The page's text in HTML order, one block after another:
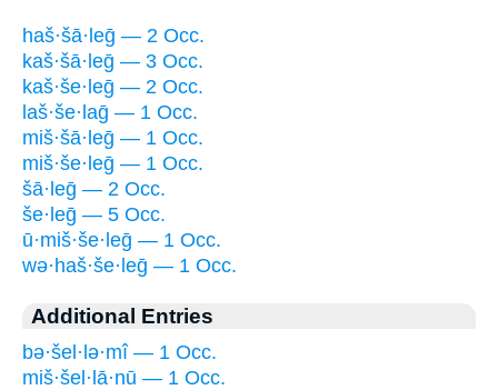
haš·šā·leḡ — 2 Occ.
kaš·šā·leḡ — 3 Occ.
kaš·še·leḡ — 2 Occ.
laš·še·laḡ — 1 Occ.
miš·šā·leḡ — 1 Occ.
miš·še·leḡ — 1 Occ.
šā·leḡ — 2 Occ.
še·leḡ — 5 Occ.
ū·miš·še·leḡ — 1 Occ.
wə·haš·še·leḡ — 1 Occ.
Additional Entries
bə·šel·lə·mî — 1 Occ.
miš·šel·lā·nū — 1 Occ.